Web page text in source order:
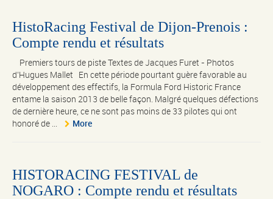
HistoRacing Festival de Dijon-Prenois :
Compte rendu et résultats
Premiers tours de piste Textes de Jacques Furet - Photos
d’Hugues Mallet En cette période pourtant guère favorable au
développement des effectifs, la Formula Ford Historic France
entame la saison 2013 de belle façon. Malgré quelques défections
de dernière heure, ce ne sont pas moins de 33 pilotes qui ont
honoré de ...
More
HISTORACING FESTIVAL de
NOGARO : Compte rendu et résultats